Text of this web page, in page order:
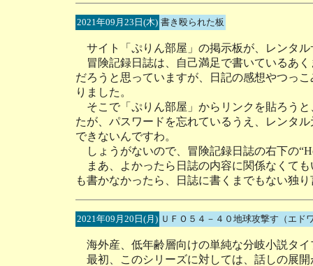
2021年09月23日(木) 書き殴られた板
サイト「ぷりん部屋」の掲示板が、レンタ
冒険記録日誌は、自己満足で書いているあ
だろうと思っていますが、日記の感想やつっ
りました。
そこで「ぷりん部屋」からリンクを貼ろう
たが、パスワードを忘れているうえ、レンタ
できないんですわ。
しょうがないので、冒険記録日誌の右下の
まあ、よかったら日誌の内容に関係なくて
も書かなかったら、日誌に書くまでもない独
2021年09月20日(月) ＵＦＯ５４－４０地球攻撃す（エド
海外産、低年齢層向けの単純な分岐小説タ
最初、このシリーズに対しては、話しの展